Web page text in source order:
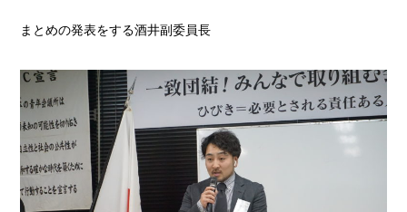
まとめの発表をする酒井副委員長